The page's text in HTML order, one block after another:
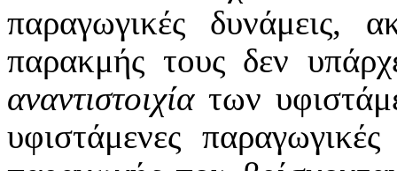
παραγωγικές δυνάμεις,
παρακμής τους δεν
αναντιστοιχίατων
υφιστάμενες